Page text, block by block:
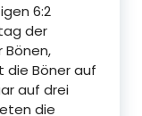
6:2
der
Bönen,
die Böner auf
auf drei
die